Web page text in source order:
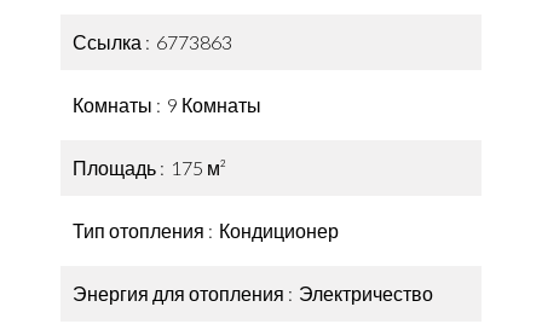
Ссылка 6773863
Комнаты 9 Комнаты
Площадь 175 м²
Тип отопления Кондиционер
Энергия для отопления Электричество